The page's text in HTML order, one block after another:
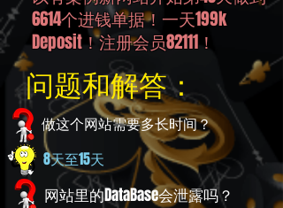
6614个进钱单据！一天199k
Deposit！注册会员82111！
问题和解答：
做这个网站需要多长时间？
8天至15天
网站里的DataBase会泄露吗？